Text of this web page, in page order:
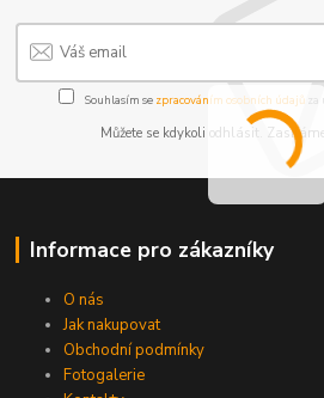
Souhlasím se zpracováním osobních údajůza
Můžete se kdykoli odhlásit.
Informace pro zákazníky
O nás
Jak nakupovat
Obchodní podmínky
Fotogalerie